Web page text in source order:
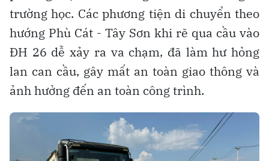
trường học. Các phương tiện di chuyển theo
hướng Phù Cát - Tây Sơn khi rẽ qua cầu vào
ĐH 26 dễ xảy ra va chạm, đã làm hư hỏng
lan can cầu, gây mất an toàn giao thông và
ảnh hưởng đến an toàn công trình.